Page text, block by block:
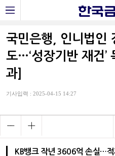
국민은행, 인니법인
도…‘성장기반 재건’
과]
기사입력 : 2025-04-15 14:27
KB뱅크 작년 3606억 손실…